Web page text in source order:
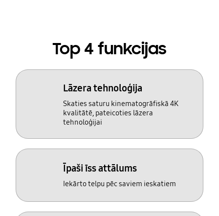
Top 4 funkcijas
Lāzera tehnoloģija
Skaties saturu kinematogrāfiskā 4K
kvalitātē, pateicoties lāzera
tehnoloģijai
Īpaši īss attālums
Iekārto telpu pēc saviem ieskatiem